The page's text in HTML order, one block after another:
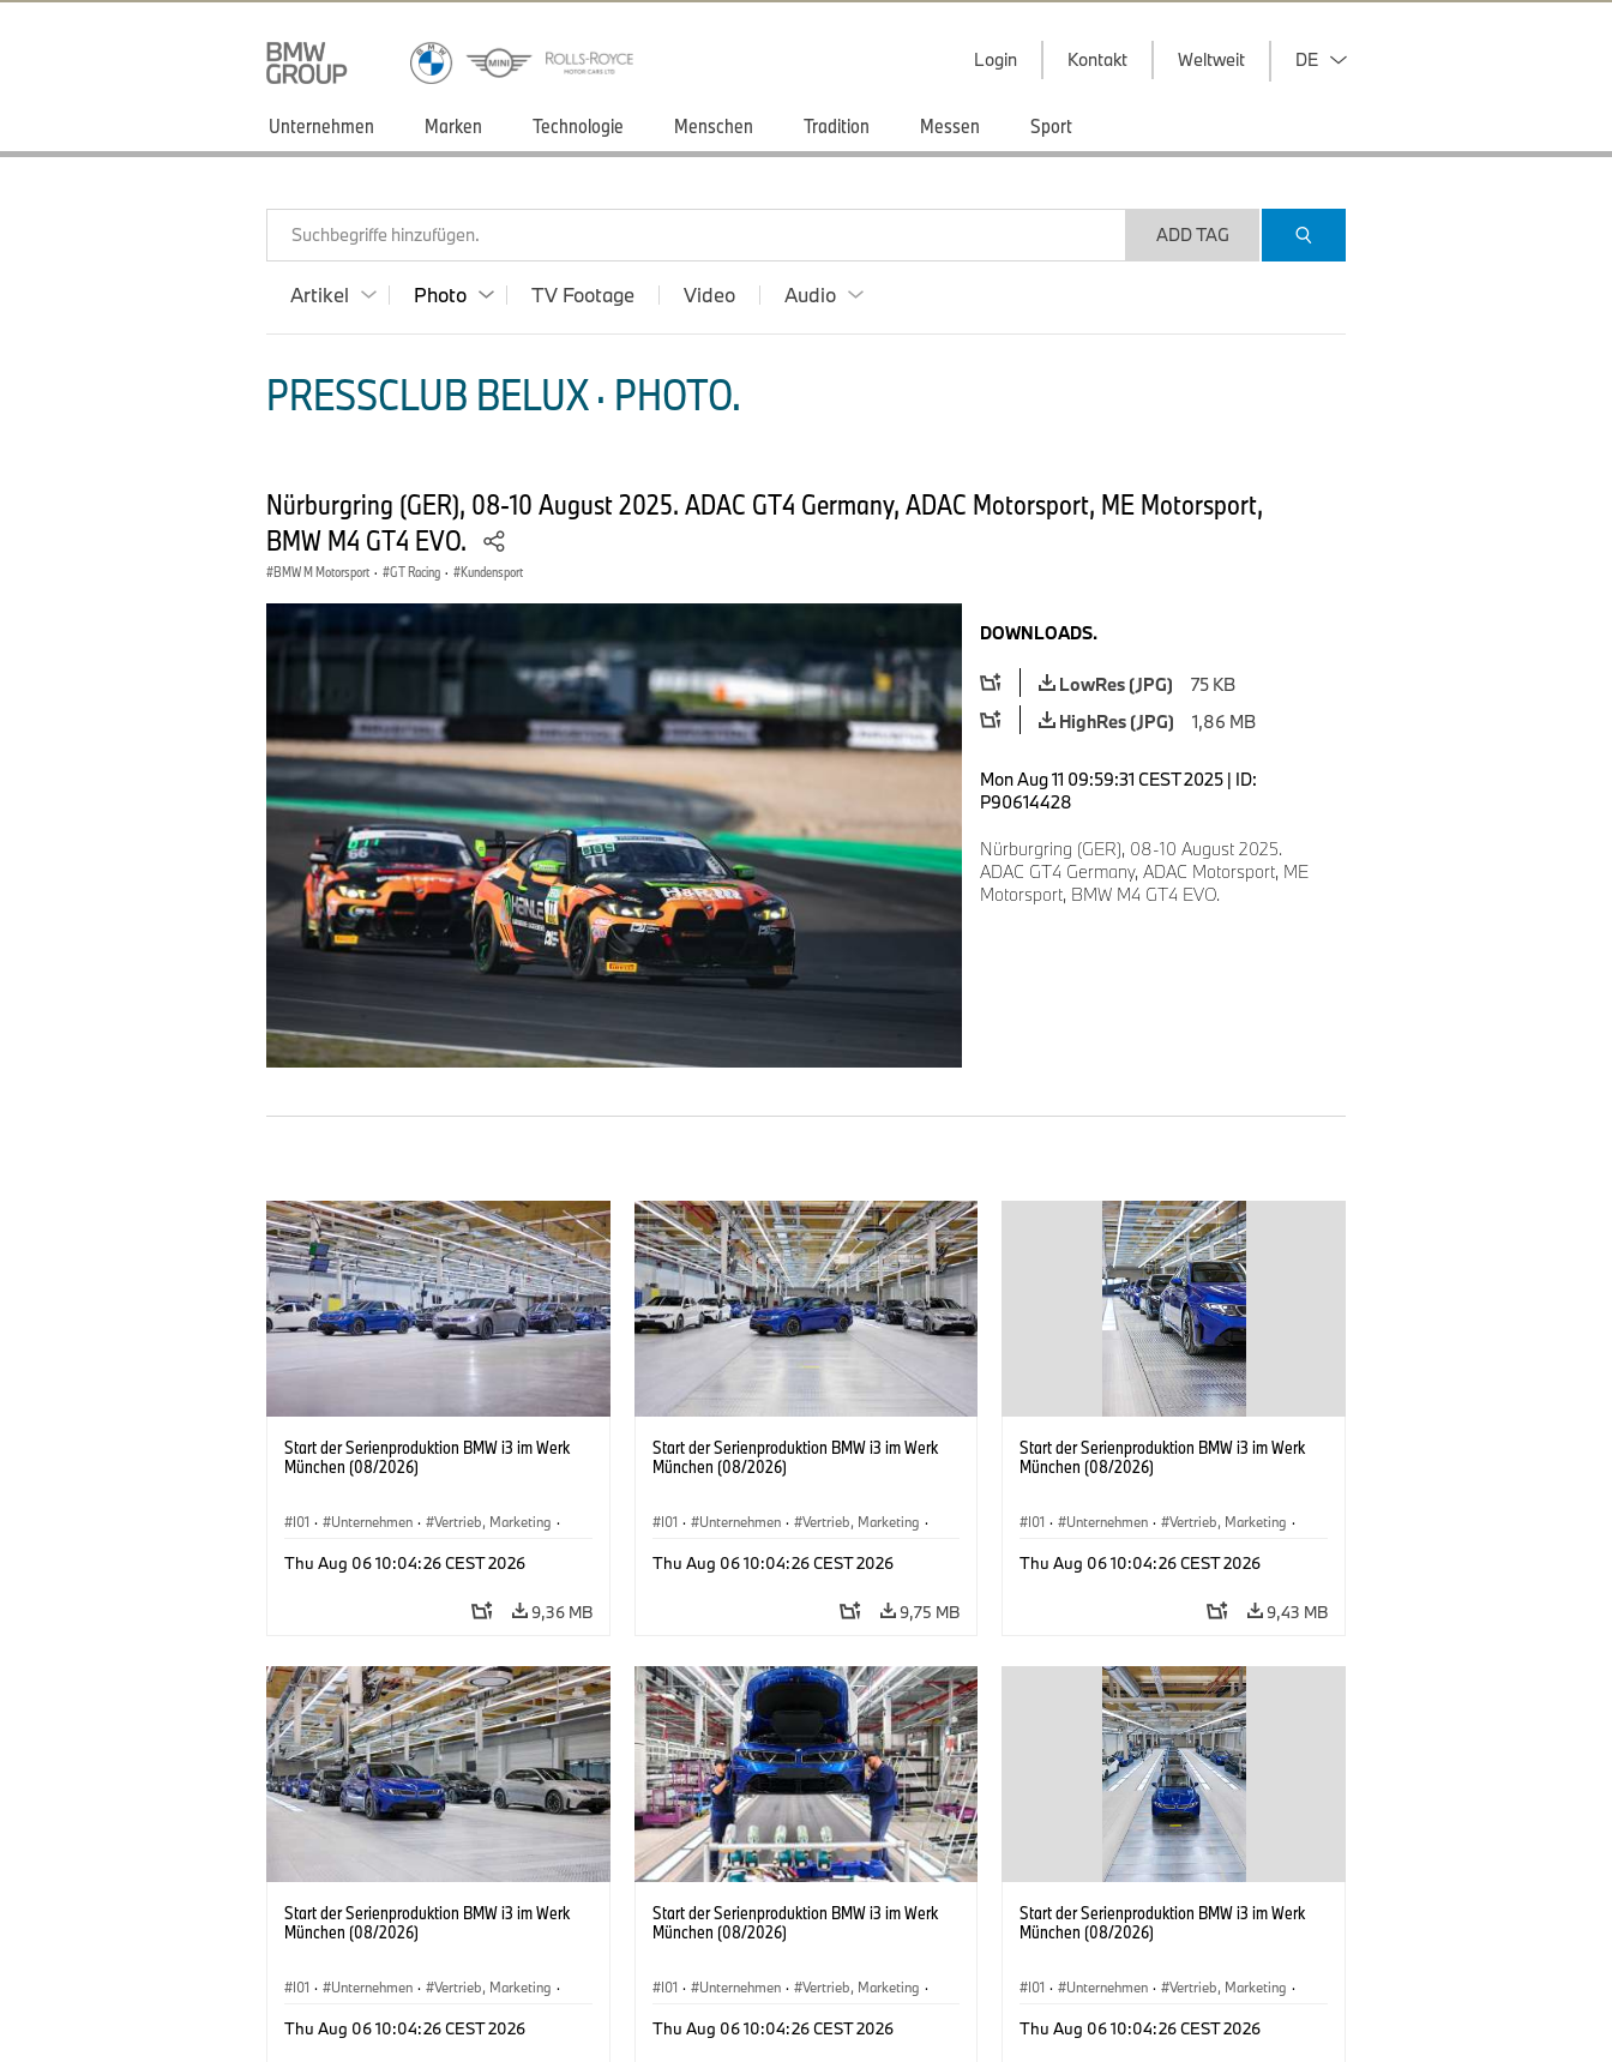
Login Kontakt Weltweit DE
Unternehmen Marken Technologie Menschen Tradition Messen Sport
Suchbegriffe hinzufügen. ADD TAG
Artikel Photo TV Footage Video Audio
PRESSCLUB BELUX · PHOTO.
Nürburgring (GER), 08-10 August 2025. ADAC GT4 Germany, ADAC Motorsport, ME Motorsport,
BMW M4 GT4 EVO.
BMW M Motorsport · GT Racing · Kundensport
DOWNLOADS.
LowRes (JPG)
75 KB
HighRes (JPG)
1,86 MB
Mon Aug 11 09:59:31 CEST 2025 | ID:
P90614428
Nürburgring (GER), 08-10 August 2025.
ADAC GT4 Germany, ADAC Motorsport, ME
Motorsport, BMW M4 GT4 EVO.
Start der Serienproduktion BMW i3 im Werk
München (08/2026)
I01 · Unternehmen · Vertrieb, Marketing ·
Thu Aug 06 10:04:26 CEST 2026
9,36 MB
Start der Serienproduktion BMW i3 im Werk
München (08/2026)
I01 · Unternehmen · Vertrieb, Marketing ·
Thu Aug 06 10:04:26 CEST 2026
9,75 MB
Start der Serienproduktion BMW i3 im Werk
München (08/2026)
I01 · Unternehmen · Vertrieb, Marketing ·
Thu Aug 06 10:04:26 CEST 2026
9,43 MB
Start der Serienproduktion BMW i3 im Werk
München (08/2026)
I01 · Unternehmen · Vertrieb, Marketing ·
Thu Aug 06 10:04:26 CEST 2026
Start der Serienproduktion BMW i3 im Werk
München (08/2026)
I01 · Unternehmen · Vertrieb, Marketing ·
Thu Aug 06 10:04:26 CEST 2026
Start der Serienproduktion BMW i3 im Werk
München (08/2026)
I01 · Unternehmen · Vertrieb, Marketing ·
Thu Aug 06 10:04:26 CEST 2026